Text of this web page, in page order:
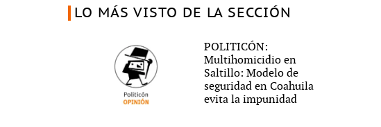
LO MÁS VISTO DE LA SECCIÓN
POLITICÓN:
Multihomicidio en
Saltillo: Modelo de
seguridad en Coahuila
evita la impunidad